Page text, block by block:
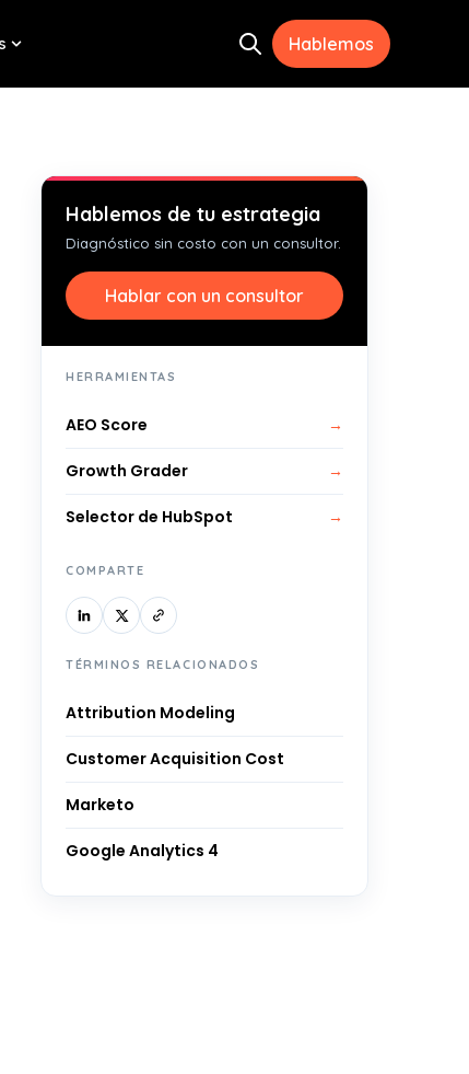
for Herramientas Open search
Hablemos
Hablemos de tu estrategia
Diagnóstico sin costo con un consultor.
Hablar con un consultor
HERRAMIENTAS
AEO Score →
Growth Grader →
Selector de HubSpot →
COMPARTE
TÉRMINOS RELACIONADOS
Attribution Modeling
Customer Acquisition Cost
Marketo
Google Analytics 4